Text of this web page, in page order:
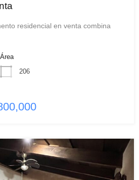
residencial en venta combina
Área
206